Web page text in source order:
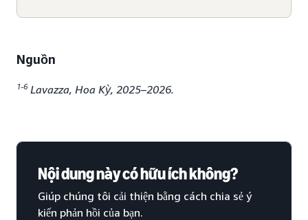
Nguồn
1-6 Lavazza, Hoa Kỳ, 2025–2026.
Nội dung này có hữu ích không?
Giúp chúng tôi cải thiện bằng cách chia sẻ ý
kiến phản hồi của bạn.